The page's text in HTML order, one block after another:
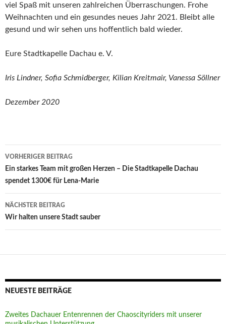
viel Spaß mit unseren zahlreichen Überraschungen. Frohe
Weihnachten und ein gesundes neues Jahr 2021. Bleibt alle
gesund und wir sehen uns hoffentlich bald wieder.
Eure Stadtkapelle Dachau e. V.
Iris Lindner, Sofia Schmidberger, Kilian Kreitmair, Vanessa Söllner
Dezember 2020
Beitragsnavigation
VORHERIGER BEITRAG
Ein starkes Team mit großen Herzen – Die Stadtkapelle Dachau
spendet 1300€ für Lena-Marie
NÄCHSTER BEITRAG
Wir halten unsere Stadt sauber
NEUESTE BEITRÄGE
Zweites Dachauer Entenrennen der Chaoscityriders mit unserer